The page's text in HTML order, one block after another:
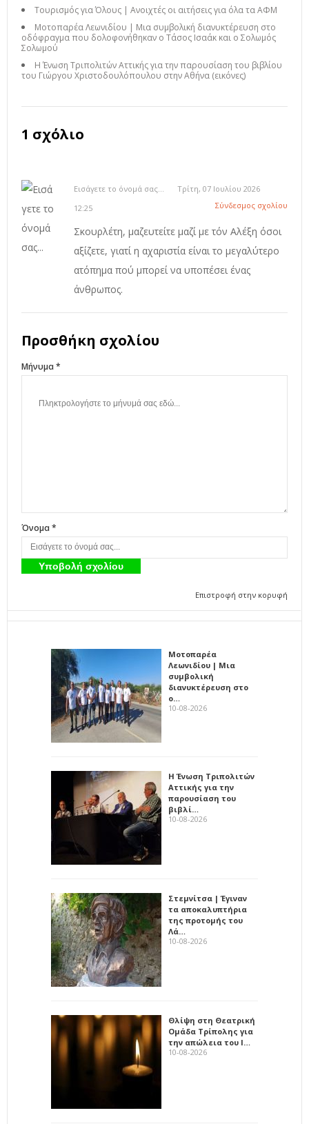
Τουρισμός για Όλους | Ανοιχτές οι αιτήσεις για όλα τα ΑΦΜ
Μοτοπαρέα Λεωνιδίου | Μια συμβολική διανυκτέρευση στο
οδόφραγμα που δολοφονήθηκαν ο Τάσος Ισαάκ και ο Σολωμός
Σολωμού
Η Ένωση Τριπολιτών Αττικής για την παρουσίαση του βιβλίου
του Γιώργου Χριστοδουλόπουλου στην Αθήνα (εικόνες)
1 σχόλιο
Εισάγετε το όνομά σας...
Τρίτη, 07 Ιουλίου 2026
12:25
Σύνδεσμος σχολίου
Σκουρλέτη, μαζευτείτε μαζί με τόν Αλέξη όσοι
αξίζετε, γιατί η αχαριστία είναι το μεγαλύτερο
ατόπημα πού μπορεί να υποπέσει ένας
άνθρωπος.
Προσθήκη σχολίου
Μήνυμα *
Όνομα *
Επιστροφή στην κορυφή
Μοτοπαρέα
Λεωνιδίου | Μια
συμβολική
διανυκτέρευση στο
ο…
10-08-2026
Η Ένωση Τριπολιτών
Αττικής για την
παρουσίαση του
βιβλί…
10-08-2026
Στεμνίτσα | Έγιναν
τα αποκαλυπτήρια
της προτομής του
Λά…
10-08-2026
Θλίψη στη Θεατρική
Ομάδα Τρίπολης για
την απώλεια του Ι…
10-08-2026